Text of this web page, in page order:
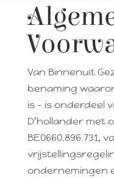
Van Binnenuit
benaming
is – is onderdeel
D’hollander met
BE0660.896.731,
ondernemingen